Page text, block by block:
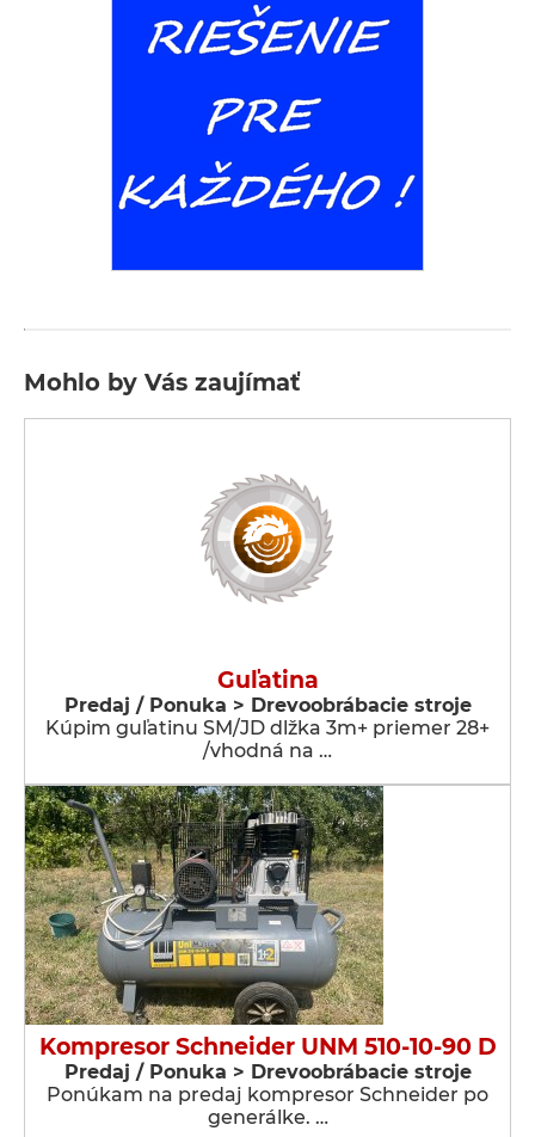
Mohlo by Vás zaujímať
Guľatina
Predaj / Ponuka > Drevoobrábacie stroje
Kúpim guľatinu SM/JD dlžka 3m+ priemer 28+
/vhodná na …
Kompresor Schneider UNM 510-10-90 D
Predaj / Ponuka > Drevoobrábacie stroje
Ponúkam na predaj kompresor Schneider po
generálke. …